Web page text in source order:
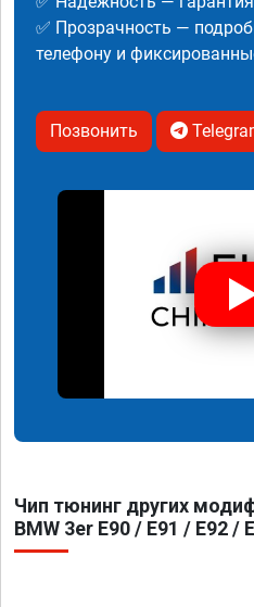
✅ Прозрачность —
телефону и
Позвонить
Чип тюнинг других
BMW 3er E90 / E91 / E92 /